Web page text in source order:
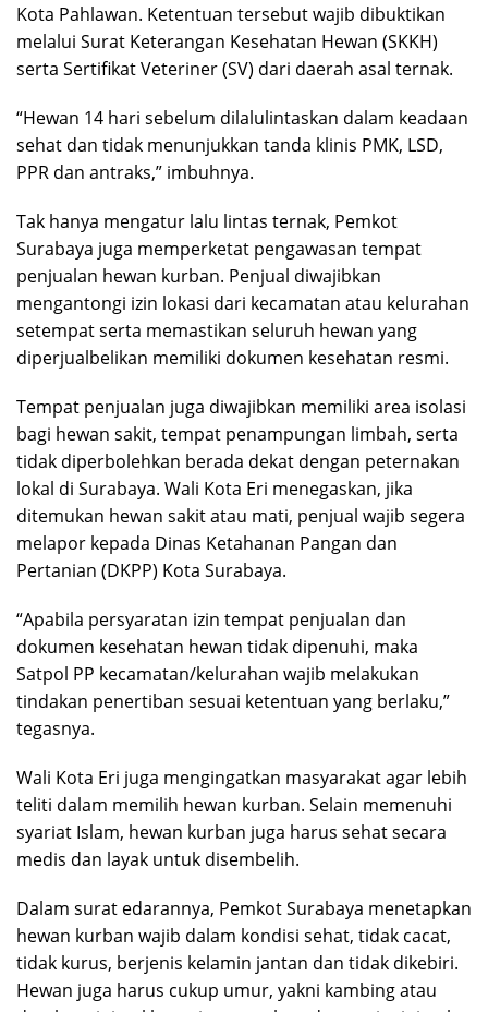
Kota Pahlawan. Ketentuan tersebut wajib dibuktikan
melalui Surat Keterangan Kesehatan Hewan (SKKH)
serta Sertifikat Veteriner (SV) dari daerah asal ternak.
“Hewan 14 hari sebelum dilalulintaskan dalam keadaan
sehat dan tidak menunjukkan tanda klinis PMK, LSD,
PPR dan antraks,” imbuhnya.
Tak hanya mengatur lalu lintas ternak, Pemkot
Surabaya juga memperketat pengawasan tempat
penjualan hewan kurban. Penjual diwajibkan
mengantongi izin lokasi dari kecamatan atau kelurahan
setempat serta memastikan seluruh hewan yang
diperjualbelikan memiliki dokumen kesehatan resmi.
Tempat penjualan juga diwajibkan memiliki area isolasi
bagi hewan sakit, tempat penampungan limbah, serta
tidak diperbolehkan berada dekat dengan peternakan
lokal di Surabaya. Wali Kota Eri menegaskan, jika
ditemukan hewan sakit atau mati, penjual wajib segera
melapor kepada Dinas Ketahanan Pangan dan
Pertanian (DKPP) Kota Surabaya.
“Apabila persyaratan izin tempat penjualan dan
dokumen kesehatan hewan tidak dipenuhi, maka
Satpol PP kecamatan/kelurahan wajib melakukan
tindakan penertiban sesuai ketentuan yang berlaku,”
tegasnya.
Wali Kota Eri juga mengingatkan masyarakat agar lebih
teliti dalam memilih hewan kurban. Selain memenuhi
syariat Islam, hewan kurban juga harus sehat secara
medis dan layak untuk disembelih.
Dalam surat edarannya, Pemkot Surabaya menetapkan
hewan kurban wajib dalam kondisi sehat, tidak cacat,
tidak kurus, berjenis kelamin jantan dan tidak dikebiri.
Hewan juga harus cukup umur, yakni kambing atau